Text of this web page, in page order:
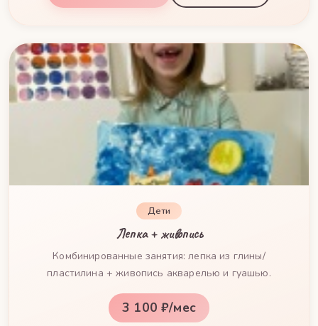
Дети
Лепка + живопись
Комбинированные занятия: лепка из глины/
пластилина + живопись акварелью и гуашью.
3 100 ₽/мес